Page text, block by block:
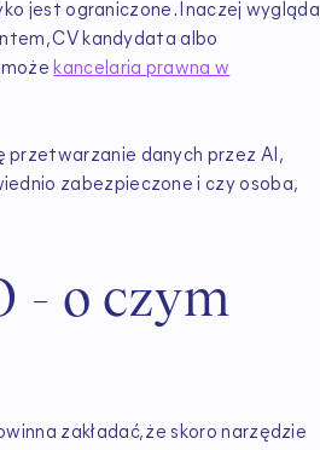
jest ograniczone. Inaczej wygląda
CV kandydata albo
kancelaria prawna w
przetwarzanie danych przez AI,
zabezpieczone i czy osoba,
- o czym
zakładać, że skoro narzędzie